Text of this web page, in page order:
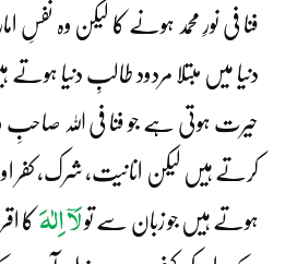
فنا فی نورِ محمد ہونے کا لیکن وہ نفسِ
دنیا میں مبتلا مردود طالبِ دنیا
حیرت ہوتی ہے جو فنا فی اللہ
کرتے ہیں لیکن انانیت، شرک، کفر
ہوتے ہیں جو زبان سے تولَآ اِلٰہَ کا